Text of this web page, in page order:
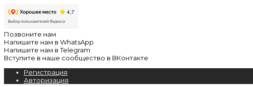
Позвоните нам
Напишите нам в WhatsApp
Напишите нам в Telegram
Вступите в наше сообщество в ВКонтакте
Регистрация
Авторизация